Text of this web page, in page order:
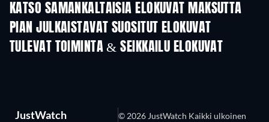
KATSO SAMANKALTAISIA ELOKUVAT MAKSUTTA
PIAN JULKAISTAVAT SUOSITUT ELOKUVAT
TULEVAT TOIMINTA & SEIKKAILU ELOKUVAT
JustWatch
© 2026 JustWatch Kaikki ulkoinen